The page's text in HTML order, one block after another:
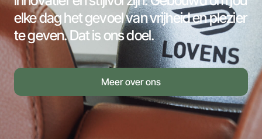
elke dag het gevoel van vrijheid en plezier
te geven. Dat is ons doel.
Meer over ons